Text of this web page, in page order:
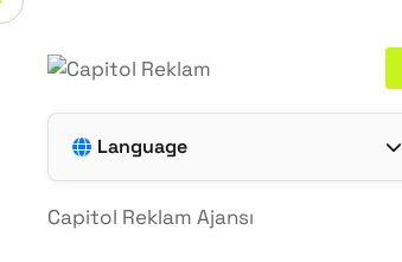
Language
Türkçe
Capitol Reklam Ajansı